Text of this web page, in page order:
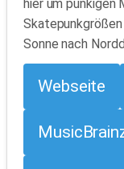
hier um punkigen
Sonne nach
Webseite